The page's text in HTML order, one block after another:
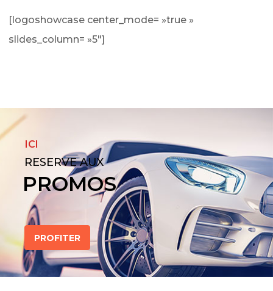
[logoshowcase center_mode= »true »
slides_column= »5″]
ICI
RESERVE AUX
PROMOS
PROFITER